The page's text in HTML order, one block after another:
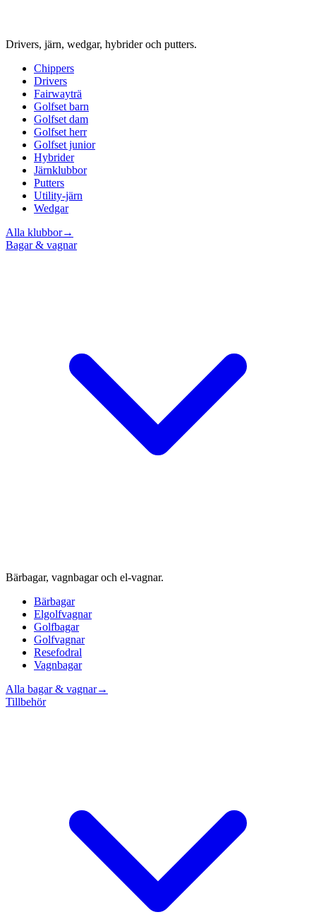
Drivers, järn, wedgar, hybrider och putters.
Chippers
Drivers
Fairwayträ
Golfset barn
Golfset dam
Golfset herr
Golfset junior
Hybrider
Järnklubbor
Putters
Utility-järn
Wedgar
Alla klubbor→
Bagar & vagnar
Bärbagar, vagnbagar och el-vagnar.
Bärbagar
Elgolfvagnar
Golfbagar
Golfvagnar
Resefodral
Vagnbagar
Alla bagar & vagnar→
Tillbehör